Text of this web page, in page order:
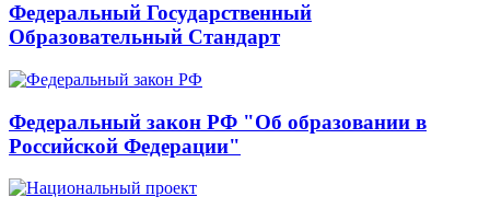
Федеральный Государственный
Образовательный Стандарт
Федеральный закон РФ "Об образовании в
Российской Федерации"